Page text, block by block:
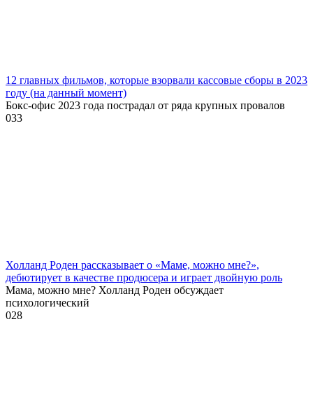
12 главных фильмов, которые взорвали кассовые сборы в 2023
году (на данный момент)
Бокс-офис 2023 года пострадал от ряда крупных провалов
033
Холланд Роден рассказывает о «Маме, можно мне?»,
дебютирует в качестве продюсера и играет двойную роль
Мама, можно мне? Холланд Роден обсуждает
психологический
028